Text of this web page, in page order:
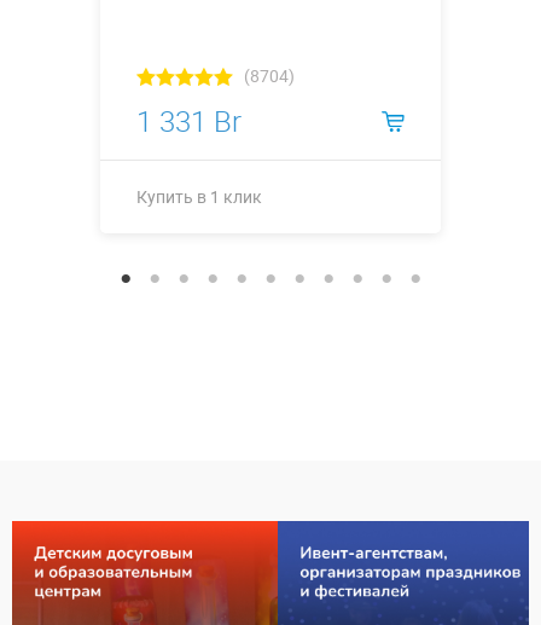
(8704)
1 331 Br
Купить в 1 клик